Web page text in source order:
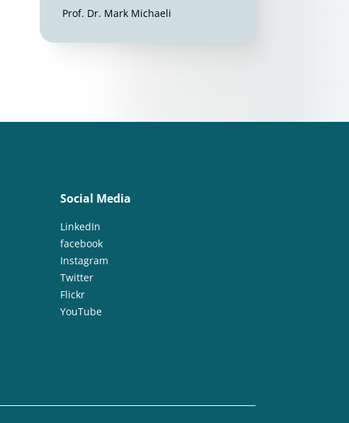
Prof. Dr. Mark Michaeli
Social Media
LinkedIn
facebook
Instagram
Twitter
Flickr
YouTube